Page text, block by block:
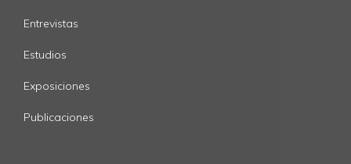
Entrevistas
Estudios
Exposiciones
Publicaciones